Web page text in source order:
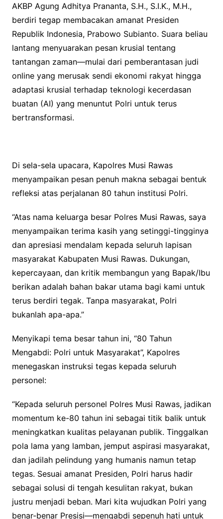
AKBP Agung Adhitya Prananta, S.H., S.I.K., M.H.,
berdiri tegap membacakan amanat Presiden
Republik Indonesia, Prabowo Subianto. Suara beliau
lantang menyuarakan pesan krusial tentang
tantangan zaman—mulai dari pemberantasan judi
online yang merusak sendi ekonomi rakyat hingga
adaptasi krusial terhadap teknologi kecerdasan
buatan (AI) yang menuntut Polri untuk terus
bertransformasi.
Di sela-sela upacara, Kapolres Musi Rawas
menyampaikan pesan penuh makna sebagai bentuk
refleksi atas perjalanan 80 tahun institusi Polri.
“Atas nama keluarga besar Polres Musi Rawas, saya
menyampaikan terima kasih yang setinggi-tingginya
dan apresiasi mendalam kepada seluruh lapisan
masyarakat Kabupaten Musi Rawas. Dukungan,
kepercayaan, dan kritik membangun yang Bapak/Ibu
berikan adalah bahan bakar utama bagi kami untuk
terus berdiri tegak. Tanpa masyarakat, Polri
bukanlah apa-apa.”
Menyikapi tema besar tahun ini, “80 Tahun
Mengabdi: Polri untuk Masyarakat”, Kapolres
menegaskan instruksi tegas kepada seluruh
personel:
“Kepada seluruh personel Polres Musi Rawas, jadikan
momentum ke-80 tahun ini sebagai titik balik untuk
meningkatkan kualitas pelayanan publik. Tinggalkan
pola lama yang lamban, jemput aspirasi masyarakat,
dan jadilah pelindung yang humanis namun tetap
tegas. Sesuai amanat Presiden, Polri harus hadir
sebagai solusi di tengah kesulitan rakyat, bukan
justru menjadi beban. Mari kita wujudkan Polri yang
benar-benar Presisi—mengabdi sepenuh hati untuk